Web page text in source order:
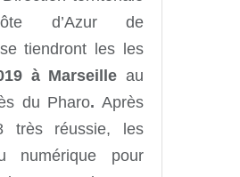
Côte d’Azur de
tiendront les les
à Marseille au
du Pharo. Après
très réussie, les
numérique pour